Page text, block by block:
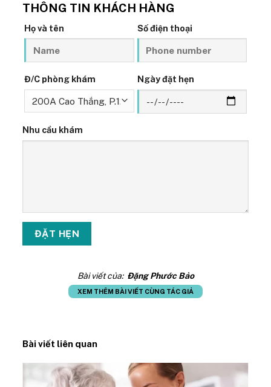
THÔNG TIN KHÁCH HÀNG
Họ và tên Số điện thoại
Đ/C phòng khám Ngày đặt hẹn
Nhu cầu khám
Bài viết của: Đặng Phước Bảo
XEM THÊM BÀI VIẾT CÙNG TÁC GIẢ
Bài viết liên quan